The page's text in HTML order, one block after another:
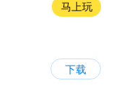
马上玩
下载